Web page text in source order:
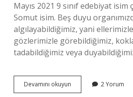
Mayıs 2021 9 sınıf edebiyat
Somut isim. Beş duyu
algılayabildiğimiz, yani
gözlerimizle görebildiğimiz,
tadabildiğimiz veya
Devamını okuyun
Isim
2 Yorum